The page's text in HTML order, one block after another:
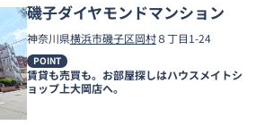
磯子ダイヤモンドマンション
神奈川県横浜市磯子区岡村８丁目1-24
POINT
賃貸も売買も。お部屋探しはハウスメイトシ
ョップ上大岡店へ。